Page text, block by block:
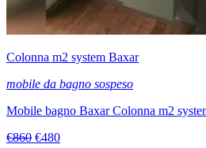
Colonna m2 system Baxar
mobile da bagno sospeso
Mobile bagno Baxar Colonna m2
€860 €480